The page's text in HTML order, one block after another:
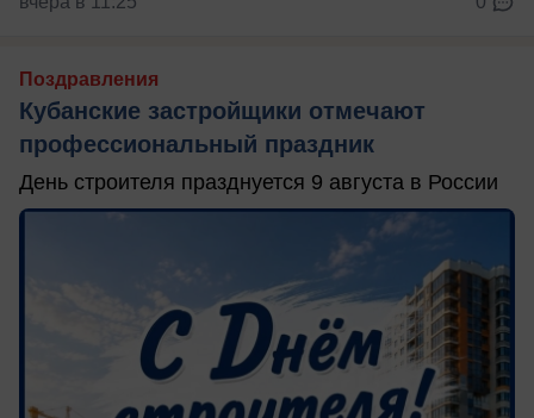
Поздравления
Кубанские застройщики отмечают
профессиональный праздник
День строителя празднуется 9 августа в России